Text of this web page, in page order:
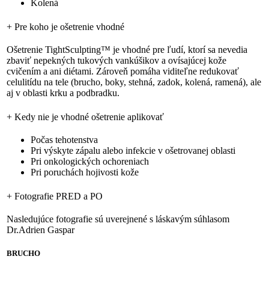
Kolená
+ Pre koho je ošetrenie vhodné
Ošetrenie TightSculpting™ je vhodné pre ľudí, ktorí sa nevedia
zbaviť nepekných tukových vankúšikov a ovísajúcej kože
cvičením a ani diétami. Zároveň pomáha viditeľne redukovať
celulitídu na tele (brucho, boky, stehná, zadok, kolená, ramená), ale
aj v oblasti krku a podbradku.
+ Kedy nie je vhodné ošetrenie aplikovať
Počas tehotenstva
Pri výskyte zápalu alebo infekcie v ošetrovanej oblasti
Pri onkologických ochoreniach
Pri poruchách hojivosti kože
+ Fotografie PRED a PO
Nasledujúce fotografie sú uverejnené s láskavým súhlasom
Dr.Adrien Gaspar
BRUCHO